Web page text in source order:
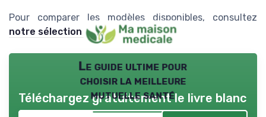
Pour comparer les modèles disponibles, consultez
notre sélection fauteuil roulant.
Le guide ultime pour
choisir la meilleure
mutuelle santé
Téléchargez gratuitement le livre blanc